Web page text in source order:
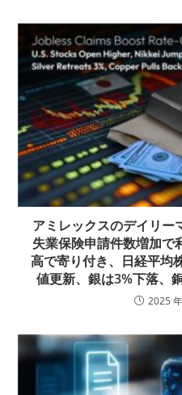
アミレックスのデイリー
失業保険申請件数増加で
高で寄り付き、日経平均
値更新、銀は3%下落、
2025